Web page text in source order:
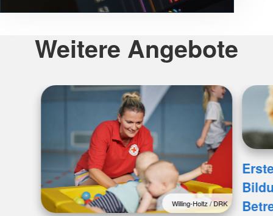
Weitere Angebote
Willing-Holtz / DRK